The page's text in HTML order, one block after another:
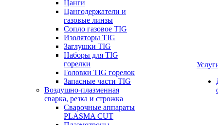
Цанги
Цангодержатели и
газовые линзы
Сопло газовое TIG
Изоляторы TIG
Заглушки TIG
Наборы для TIG
горелки
Головки TIG горелок
Запасные части TIG
Воздушно-плазменная
сварка, резка и строжка
Сварочные аппараты
PLASMA CUT